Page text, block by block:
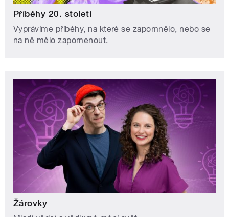
Příběhy 20. století
Vyprávíme příběhy, na které se zapomnělo, nebo se
na ně mělo zapomenout.
Žárovky